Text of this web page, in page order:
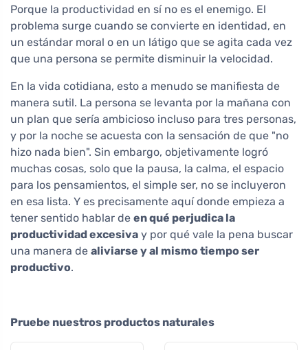
Porque la productividad en sí no es el enemigo. El
problema surge cuando se convierte en identidad, en
un estándar moral o en un látigo que se agita cada vez
que una persona se permite disminuir la velocidad.
En la vida cotidiana, esto a menudo se manifiesta de
manera sutil. La persona se levanta por la mañana con
un plan que sería ambicioso incluso para tres personas,
y por la noche se acuesta con la sensación de que "no
hizo nada bien". Sin embargo, objetivamente logró
muchas cosas, solo que la pausa, la calma, el espacio
para los pensamientos, el simple ser, no se incluyeron
en esa lista. Y es precisamente aquí donde empieza a
tener sentido hablar de en qué perjudica la
productividad excesiva y por qué vale la pena buscar
una manera de aliviarse y al mismo tiempo ser
productivo.
Pruebe nuestros productos naturales